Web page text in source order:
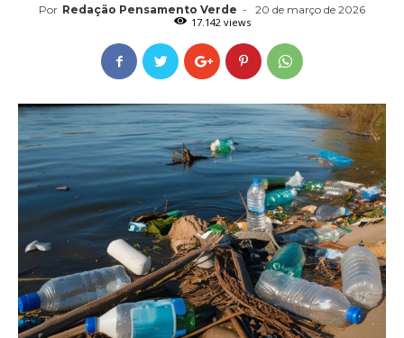
Por Redação Pensamento Verde -
20 de março de 2026
17.142 views